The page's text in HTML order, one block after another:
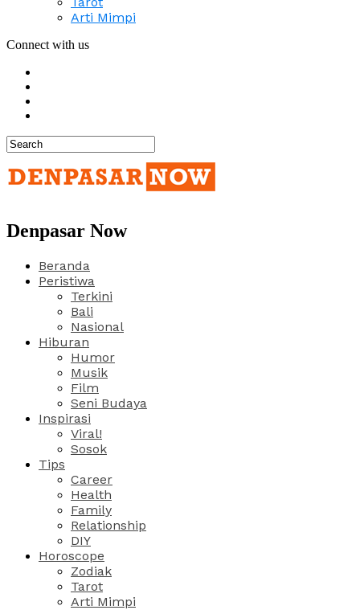
Arti Mimpi
Connect with us
Denpasar Now
Beranda
Peristiwa
Terkini
Bali
Nasional
Hiburan
Humor
Musik
Film
Seni Budaya
Inspirasi
Viral!
Sosok
Tips
Career
Health
Family
Relationship
DIY
Horoscope
Zodiak
Tarot
Arti Mimpi